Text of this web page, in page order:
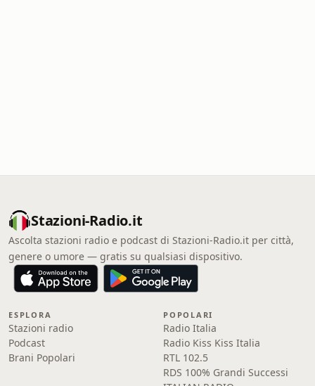
Stazioni-Radio.it
Ascolta stazioni radio e podcast di Stazioni-Radio.it per città,
genere o umore — gratis su qualsiasi dispositivo.
ESPLORA
Stazioni radio
Podcast
Brani Popolari
POPOLARI
Radio Italia
Radio Kiss Kiss Italia
RTL 102.5
RDS 100% Grandi Successi